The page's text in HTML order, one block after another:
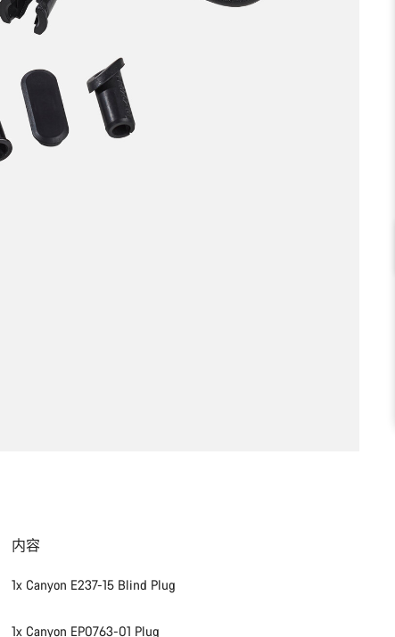
内容
1x Canyon E237-15 Blind Plug
1x Canyon EP0763-01 Plug